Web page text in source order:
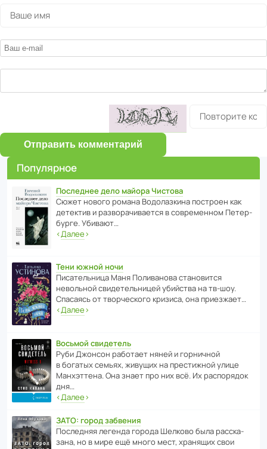
Отправить комментарий
Популярное
Последнее дело майора Чистова
Сюжет нового романа Водо­ла­з­кина пост­роен как
дете­ктив и разво­ра­чи­ва­ется в совре­менном Пете­р­
бурге. Убивают…
‹Далее›
Тени южной ночи
Писа­тель­ница Маня Поли­ва­нова стано­вится
невольной свиде­тель­ницей убийства на тв-шоу.
Спасаясь от твор­че­с­кого кризиса, она приезжает…
‹Далее›
Восьмой свидетель
Руби Джонсон рабо­тает няней и горни­чной
в богатых семьях, живущих на прес­ти­жной улице
Манх­эт­тена. Она знает про них всё. Их распо­рядок
дня…
‹Далее›
ЗАТО: город забвения
После­дняя легенда города Шелково была расска­
зана, но в мире ещё много мест, хранящих свои